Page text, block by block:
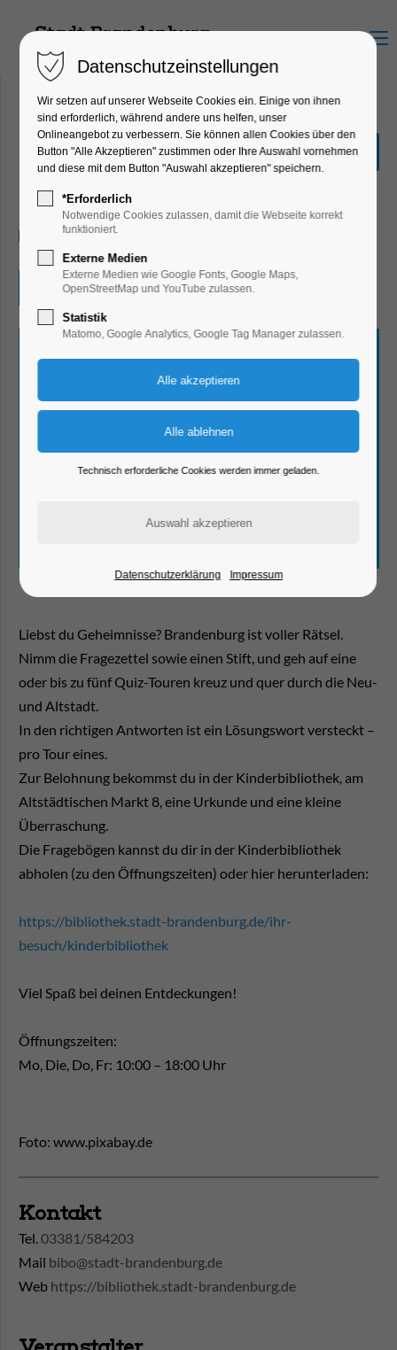
Menu
Quiz-Tour
Ferienkalender, Kinder, Jugend, Mitmach-
Aktion
31.07.2025, 10:00–17:30
Eintritt frei
Liebst du Geheimnisse? Brandenburg ist voller Rätsel.
Nimm die Fragezettel sowie einen Stift, und geh auf eine
oder bis zu fünf Quiz-Touren kreuz und quer durch die Neu-
und Altstadt.
In den richtigen Antworten ist ein Lösungswort versteckt –
pro Tour eines.
Zur Belohnung bekommst du in der Kinderbibliothek, am
Altstädtischen Markt 8, eine Urkunde und eine kleine
Überraschung.
Die Fragebögen kannst du dir in der Kinderbibliothek
abholen (zu den Öffnungszeiten) oder hier herunterladen:
https://bibliothek.stadt-brandenburg.de/ihr-
besuch/kinderbibliothek
Viel Spaß bei deinen Entdeckungen!
Öffnungszeiten:
Mo, Die, Do, Fr: 10:00 – 18:00 Uhr
Foto: www.pixabay.de
Kontakt
Tel.03381/584203
Mail bibo@stadt-brandenburg.de
Web https://bibliothek.stadt-brandenburg.de
Datenschutzeinstellungen
Wir setzen auf unserer Webseite Cookies ein. Einige von ihnen
sind erforderlich, während andere uns helfen, unser
Onlineangebot zu verbessern. Sie können allen Cookies über den
Button "Alle Akzeptieren" zustimmen oder Ihre Auswahl vornehmen
und diese mit dem Button "Auswahl akzeptieren" speichern.
*Erforderlich
Notwendige Cookies zulassen, damit die Webseite korrekt
funktioniert.
Externe Medien
Externe Medien wie Google Fonts, Google Maps,
OpenStreetMap und YouTube zulassen.
Statistik
Matomo, Google Analytics, Google Tag Manager zulassen.
Technisch erforderliche Cookies werden immer geladen.
Datenschutzerklärung Impressum